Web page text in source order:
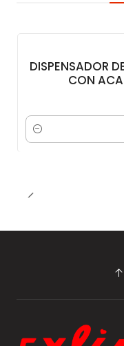
DISPENSADOR
CON
Cantidad